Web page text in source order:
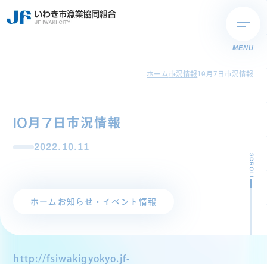
MENU
ホーム市況情報10月7日市況情報
10月7日市況情報
2022.10.11
ホーム お知らせ・イベント情報
SCROLL
http://fsiwakigyokyo.jf-